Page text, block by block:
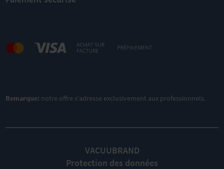
Remarque: notre offre s'adresse exclusivement aux professionnels.
VACUUBRAND
Protection des données